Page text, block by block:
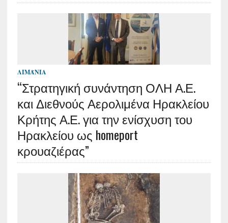
ΛΙΜΆΝΙΑ
“Στρατηγική συνάντηση ΟΛΗ Α.Ε.
και Διεθνούς Αερολιμένα Ηρακλείου
Κρήτης Α.Ε. για την ενίσχυση του
Ηρακλείου ως homeport
κρουαζιέρας”